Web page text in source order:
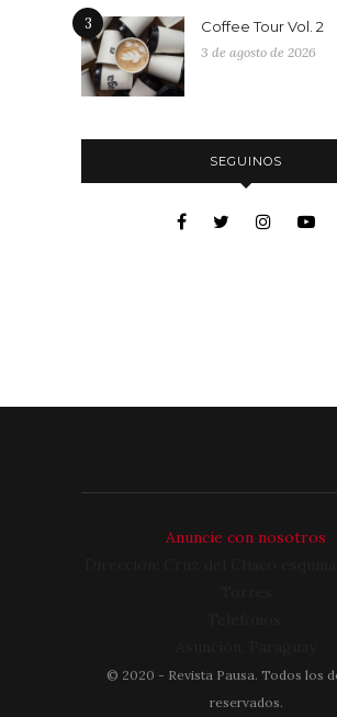
3 Coffee Tour Vol. 2
3 de agosto de 2026
SEGUINOS
Anuncie con nosotros
© 2020 - Revista Pausa. Todos los
reservados.